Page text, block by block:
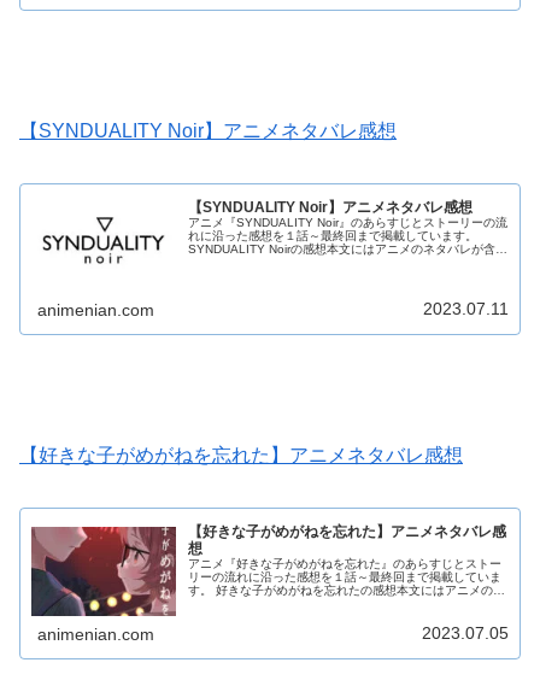
【SYNDUALITY Noir】アニメネタバレ感想
【SYNDUALITY Noir】アニメネタバレ感想
アニメ『SYNDUALITY Noir』のあらすじとストーリーの流
れに沿った感想を１話～最終回まで掲載しています。
SYNDUALITY Noirの感想本文にはアニメのネタバレが含ま
animenian.com 2023.07.11
【好きな子がめがねを忘れた】アニメネタバレ感想
【好きな子がめがねを忘れた】アニメネタバレ感
想
アニメ『好きな子がめがねを忘れた』のあらすじとストー
リーの流れに沿った感想を１話～最終回まで掲載していま
す。 好きな子がめがねを忘れたの感想本文にはアニメのネ
animenian.com 2023.07.05